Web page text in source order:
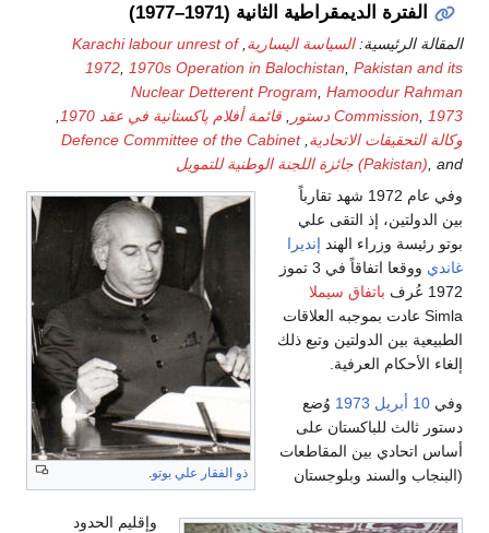
الفترة الديمقراطية الثانية (1971–1977)
المقالة الرئيسية:السياسة اليسارية ,
Karachi labour unrest of
1972
1970s Operation in Balochistan Pakistan and its
Nuclear Detterent Program Hamoodur Rahman
Commission
1973 دستور قائمة أفلام پاكستانية في عقد 1970
وكالة التحقيقات الاتحادية ,
Defence Committee of the Cabinet
(Pakistan) , and جائزة اللجنة الوطنية للتمويل
ذو الفقار علي بوتو.
وفي عام 1972 شهد تقارباً
بين الدولتين، إذ التقى علي
بوتو رئيسة وزراء الهند إنديرا
غاندي
ووقعا اتفاقاً في 3 تموز
1972 عُرف
باتفاق سيملا
Simla عادت بموجبه العلاقات
الطبيعية بين الدولتين وتبع ذلك
إلغاء الأحكام العرفية.
وفي 10 أبريل 1973 وُضع
دستور ثالث للباكستان على
أساس اتحادي بين المقاطعات
(البنجاب والسند وبلوجستان
وإقليم الحدود